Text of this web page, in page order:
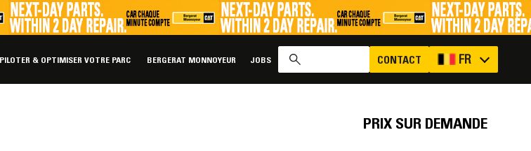
x
PILOTER & OPTIMISER VOTRE PARC BERGERAT MONNOYEUR JOBS CONTACT FR
PRIX SUR DEMANDE